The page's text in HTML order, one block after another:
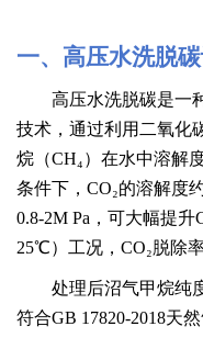
一、 高压水洗脱
高压水洗脱碳是一
技术，通过利用二氧化
烷（CH₄）在水中溶解
条件下，CO₂的溶解度
0.8-2M Pa，可大幅提
25℃）工况，CO₂脱除
处理后沼气甲烷纯
符合GB 17820-2018天